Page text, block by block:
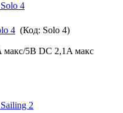
4 (Код: Solo 4)
5В DC 2,1A макс